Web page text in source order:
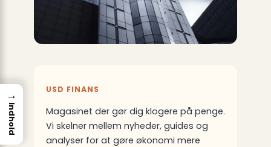
USD FINANS
Magasinet der gør dig klogere på penge.
Vi skelner mellem nyheder, guides og
analyser for at gøre økonomi mere
→
Indhold